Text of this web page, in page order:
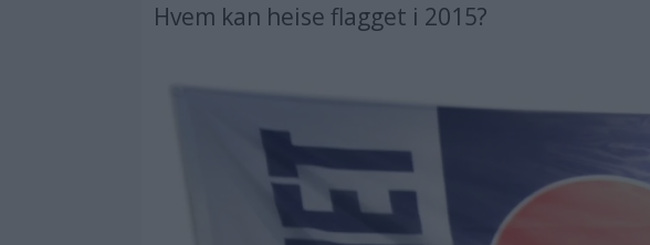
Hvem kan heise flagget i 2015?